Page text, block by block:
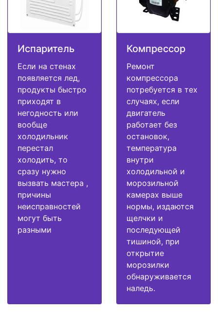
Испаритель
Если на стенах
появляется лед,
продукты быстро
приходят в
негодность или
вообще
холодильник
перестал
холодить, то
сразу нужно
вызвать мастера ,
причины
неисправностей
могут быть
разными
Компрессор
Ремонт
компрессора
потребуется в тех
случаях, если
двигатель
работает без
остановок,
температура
внутри
холодильной и
морозильной
камерах выше
нормы, издаются
щелчки и
последующей
тишиной, при
открытие
морозилки
обнаруживается
наледь.